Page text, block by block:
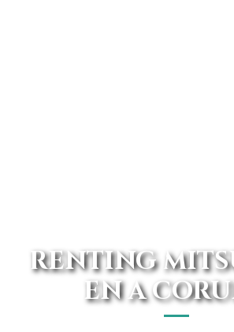
RENTING
EN A